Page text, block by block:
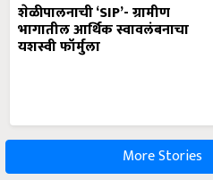
शेळीपालनाची ‘SIP’- ग्रामीण
भागातील आर्थिक स्वावलंबनाचा
यशस्वी फॉर्मुला
More Stories